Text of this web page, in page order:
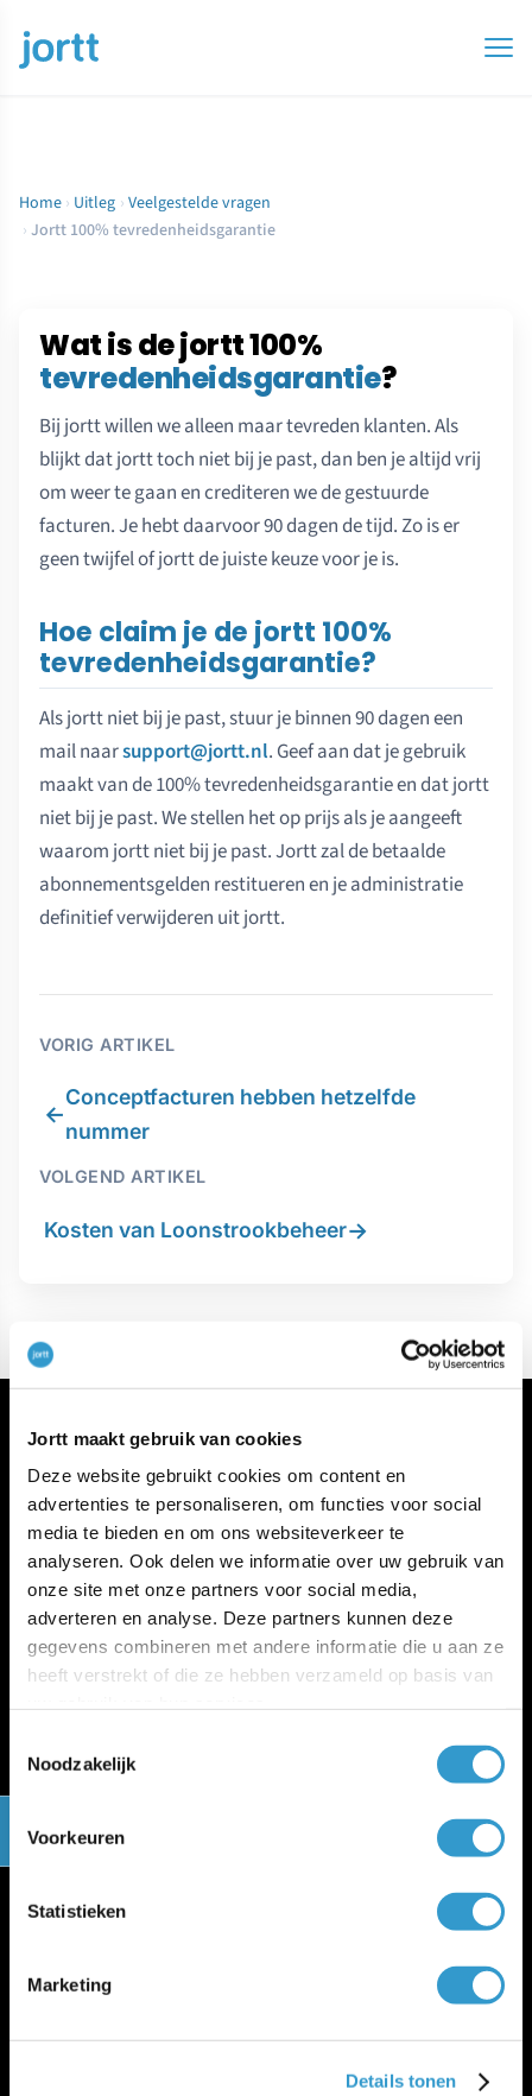
Jortt maakt gebruik van cookies
Deze website gebruikt cookies om content en
advertenties te personaliseren, om functies voor social
media te bieden en om ons websiteverkeer te
analyseren. Ook delen we informatie over uw gebruik van
onze site met onze partners voor social media,
adverteren en analyse. Deze partners kunnen deze
gegevens combineren met andere informatie die u aan ze
heeft verstrekt of die ze hebben verzameld op basis van
Noodzakelijk
Voorkeuren
Statistieken
Marketing
Details tonen
Home › Uitleg › Veelgestelde vragen
› Jortt 100% tevredenheidsgarantie
Wat is de jortt 100%
tevredenheidsgarantie?
Bij jortt willen we alleen maar tevreden klanten. Als
blijkt dat jortt toch niet bij je past, dan ben je altijd vrij
om weer te gaan en crediteren we de gestuurde
facturen. Je hebt daarvoor 90 dagen de tijd. Zo is er
geen twijfel of jortt de juiste keuze voor je is.
Hoe claim je de jortt 100%
tevredenheidsgarantie?
Als jortt niet bij je past, stuur je binnen 90 dagen een
mail naarsupport@jortt.nl. Geef aan dat je gebruik
maakt van de 100% tevredenheidsgarantie en dat jortt
niet bij je past. We stellen het op prijs als je aangeeft
waarom jortt niet bij je past. Jortt zal de betaalde
abonnementsgelden restitueren en je administratie
definitief verwijderen uit jortt.
VORIG ARTIKEL
←
Conceptfacturen hebben hetzelfde
nummer
VOLGEND ARTIKEL
Kosten van Loonstrookbeheer→
Meer jortt
Inloggen bij jortt
Changelog
Gratis cursus boekhouden
Algemene voorwaarden
Verwerkersovereenkomst
Beste boekhoudprogramma 2026
Beste boekhoudprogramma 2026 voor zzp
Beste boekhoudprogramma 2026 voor mkb